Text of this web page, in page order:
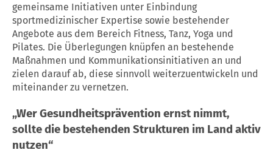
gemeinsame Initiativen unter Einbindung
sportmedizinischer Expertise sowie bestehender
Angebote aus dem Bereich Fitness, Tanz, Yoga und
Pilates. Die Überlegungen knüpfen an bestehende
Maßnahmen und Kommunikationsinitiativen an und
zielen darauf ab, diese sinnvoll weiterzuentwickeln und
miteinander zu vernetzen.
„Wer Gesundheitsprävention ernst nimmt,
sollte die bestehenden Strukturen im Land aktiv
nutzen“